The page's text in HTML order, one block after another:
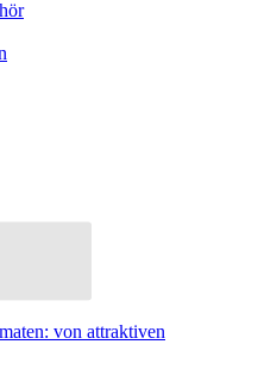
von attraktiven